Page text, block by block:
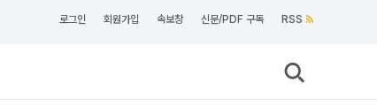
로그인 회원가입 속보창 신문/PDF 구독 RSS